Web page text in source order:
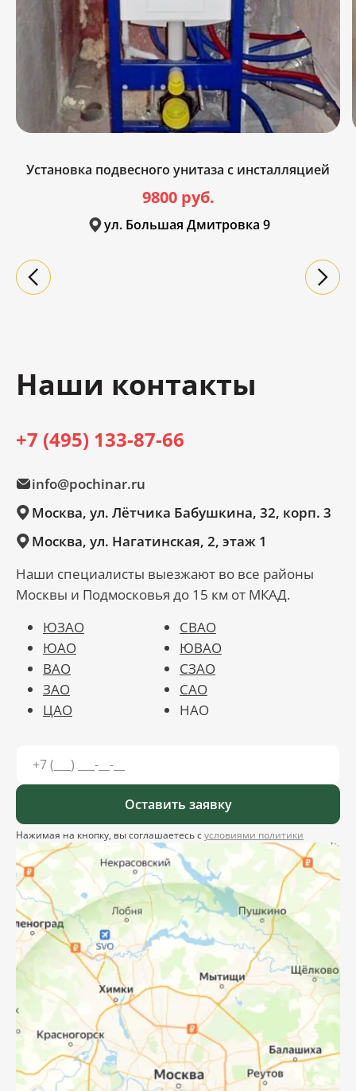
Установка подвесного унитаза с инсталляцией
9800 руб.
ул. Большая Дмитровка 9
Наши контакты
+7 (495) 133-87-66
info@pochinar.ru
Москва, ул. Лётчика Бабушкина, 32, корп. 3
Москва, ул. Нагатинская, 2, этаж 1
Наши специалисты выезжают во все районы
Москвы и Подмосковья до 15 км от МКАД.
ЮЗАО
СВАО
ЮАО
ЮВАО
ВАО
СЗАО
ЗАО
САО
ЦАО
НАО
Оставить заявку
Нажимая на кнопку, вы соглашаетесь сусловиями политики